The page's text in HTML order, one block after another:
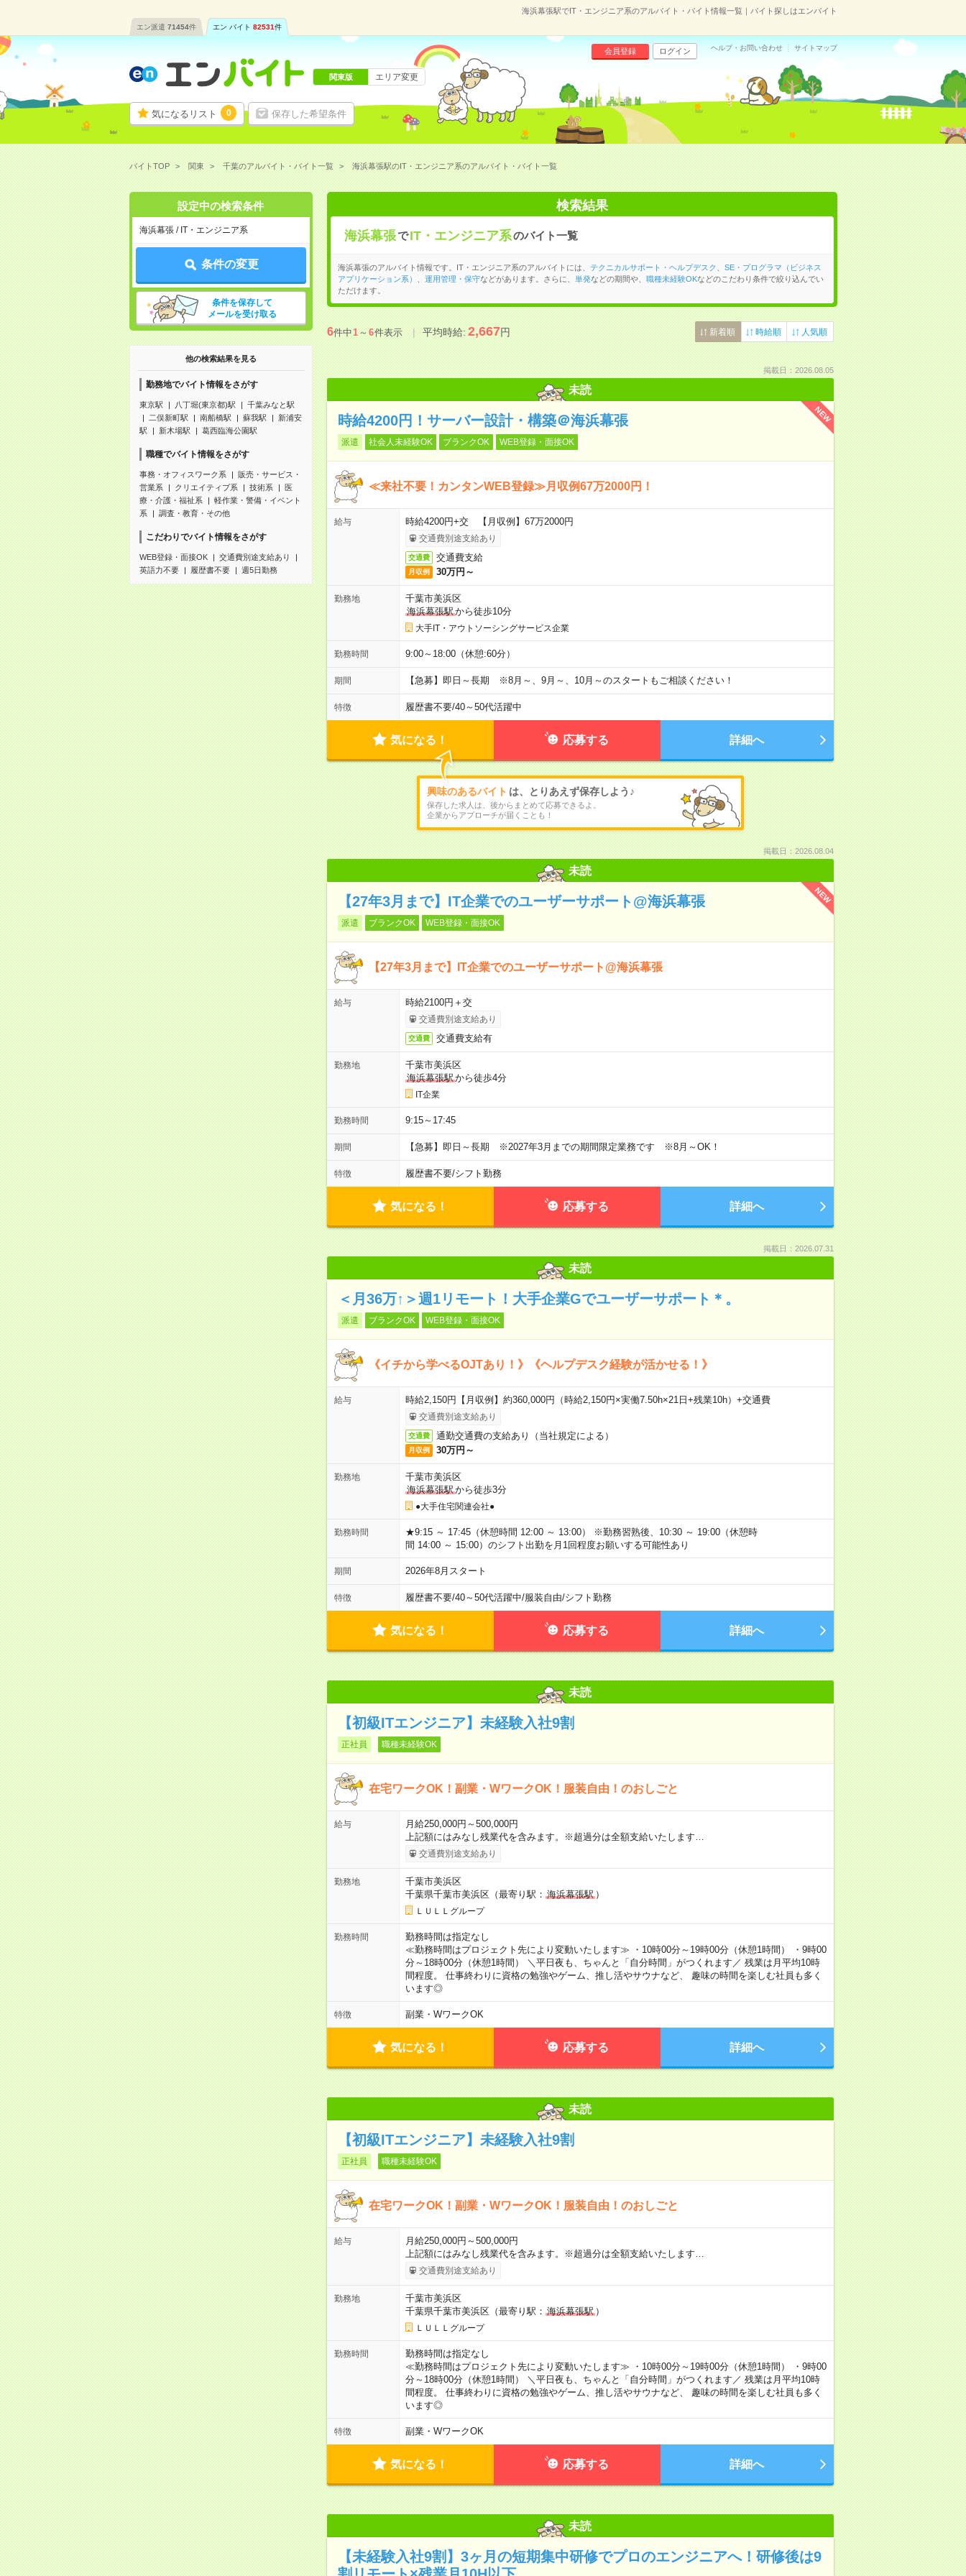
海浜幕張駅でIT・エンジニア系のアルバイト・バイト情報一覧｜バイト探しはエンバイト
エン派遣 71454件 エン バイト 82531件
気になるリスト 0 保存した希望条件
会員登録 ログイン ヘルプ・お問い合わせ サイトマップ
関東版 エリア変更
バイトTOP 関東 千葉のアルバイト・バイト一覧 海浜幕張駅のIT・エンジニア系のアルバイト・バイト一覧
設定中の検索条件
海浜幕張 / IT・エンジニア系
条件の変更
条件を保存して
メールを受け取る
他の検索結果を見る
勤務地でバイト情報をさがす
東京駅 八丁堀(東京都)駅
千葉みなと駅
二俣新町駅
南船橋駅 蘇我駅
新浦安
駅
新木場駅 葛西臨海公園駅
職種でバイト情報をさがす
事務・オフィスワーク系
販売・サービス・
営業系
クリエイティブ系 技術系
医
療・介護・福祉系
軽作業・警備・イベント
系
調査・教育・その他
こだわりでバイト情報をさがす
WEB登録・面接OK
交通費別途支給あり
英語力不要
履歴書不要 週5日勤務
検索結果
海浜幕張で IT・エンジニア系のバイト一覧
海浜幕張のアルバイト情報です。IT・エンジニア系のアルバイトには、 テクニカルサポート・ヘルプデスク
SE・プログラマ（ビジネス
アプリケーション系）
運用管理・保守などがあります。さらに、 単発などの期間や、 職種未経験OKなどのこだわり条件で絞り込んでい
ただけます。
6件中1～6件表示 平均時給:2,667円 新着順 時給順 人気順
掲載日：2026.08.05
未読
NEW
時給4200円！サーバー設計・構築＠海浜幕張
派遣 社会人未経験OK ブランクOK WEB登録・面接OK
≪来社不要！カンタンWEB登録≫月収例67万2000円！
給与 時給4200円+交 【月収例】67万2000円
交通費別途支給あり
交通費 交通費支給
月収例 30万円～
勤務地
千葉市美浜区
海浜幕張駅から徒歩10分
大手IT・アウトソーシングサービス企業
勤務時間 9:00～18:00（休憩:60分）
期間 【急募】即日～長期 ※8月～、9月～、10月～のスタートもご相談ください！
特徴 履歴書不要/40～50代活躍中
気になる！ 応募する 詳細へ
興味のあるバイト は、とりあえず保存しよう♪
保存した求人は、後からまとめて応募できるよ。
企業からアプローチが届くことも！
掲載日：2026.08.04
未読
NEW
【27年3月まで】IT企業でのユーザーサポート@海浜幕張
派遣 ブランクOK WEB登録・面接OK
【27年3月まで】IT企業でのユーザーサポート@海浜幕張
給与 時給2100円＋交
交通費別途支給あり
交通費 交通費支給有
勤務地
千葉市美浜区
海浜幕張駅から徒歩4分
IT企業
勤務時間 9:15～17:45
期間 【急募】即日～長期 ※2027年3月までの期間限定業務です ※8月～OK！
特徴 履歴書不要/シフト勤務
気になる！ 応募する 詳細へ
掲載日：2026.07.31
未読
＜月36万↑＞週1リモート！大手企業Gでユーザーサポート＊。
派遣 ブランクOK WEB登録・面接OK
《イチから学べるOJTあり！》《ヘルプデスク経験が活かせる！》
給与 時給2,150円【月収例】約360,000円（時給2,150円×実働7.50h×21日+残業10h）+交通費
交通費別途支給あり
交通費 通勤交通費の支給あり（当社規定による）
月収例 30万円～
勤務地
千葉市美浜区
海浜幕張駅から徒歩3分
●大手住宅関連会社●
勤務時間
★9:15 ～ 17:45（休憩時間 12:00 ～ 13:00） ※勤務習熟後、10:30 ～ 19:00（休憩時
間 14:00 ～ 15:00）のシフト出勤を月1回程度お願いする可能性あり
期間 2026年8月スタート
特徴 履歴書不要/40～50代活躍中/服装自由/シフト勤務
気になる！ 応募する 詳細へ
未読
【初級ITエンジニア】未経験入社9割
正社員 職種未経験OK
在宅ワークOK！副業・WワークOK！服装自由！のおしごと
給与
月給250,000円～500,000円
上記額にはみなし残業代を含みます。※超過分は全額支給いたします…
交通費別途支給あり
勤務地
千葉市美浜区
千葉県千葉市美浜区（最寄り駅： 海浜幕張駅）
ＬＵＬＬグループ
勤務時間
勤務時間は指定なし
≪勤務時間はプロジェクト先により変動いたします≫ ・10時00分～19時00分（休憩1時間） ・9時00
分～18時00分（休憩1時間） ＼平日夜も、ちゃんと「自分時間」がつくれます／ 残業は月平均10時
間程度。 仕事終わりに資格の勉強やゲーム、推し活やサウナなど、 趣味の時間を楽しむ社員も多く
います◎
特徴 副業・WワークOK
気になる！ 応募する 詳細へ
未読
【初級ITエンジニア】未経験入社9割
正社員 職種未経験OK
在宅ワークOK！副業・WワークOK！服装自由！のおしごと
給与
月給250,000円～500,000円
上記額にはみなし残業代を含みます。※超過分は全額支給いたします…
交通費別途支給あり
勤務地
千葉市美浜区
千葉県千葉市美浜区（最寄り駅： 海浜幕張駅）
ＬＵＬＬグループ
勤務時間
勤務時間は指定なし
≪勤務時間はプロジェクト先により変動いたします≫ ・10時00分～19時00分（休憩1時間） ・9時00
分～18時00分（休憩1時間） ＼平日夜も、ちゃんと「自分時間」がつくれます／ 残業は月平均10時
間程度。 仕事終わりに資格の勉強やゲーム、推し活やサウナなど、 趣味の時間を楽しむ社員も多く
います◎
特徴 副業・WワークOK
気になる！ 応募する 詳細へ
未読
【未経験入社9割】3ヶ月の短期集中研修でプロのエンジニアへ！研修後は9